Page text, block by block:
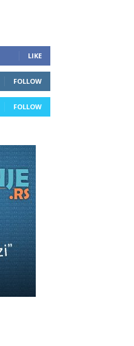
LIKE
FOLLOW
FOLLOW